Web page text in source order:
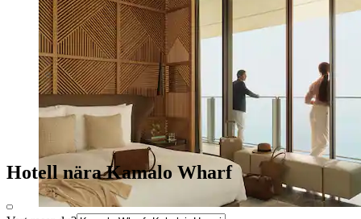
Hotell nära Kamalo Wharf